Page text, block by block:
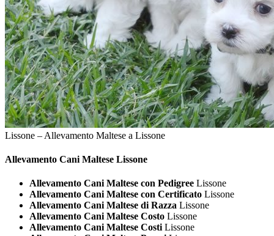
Lissone – Allevamento Maltese a Lissone
Allevamento Cani Maltese Lissone
Allevamento Cani Maltese con Pedigree Lissone
Allevamento Cani Maltese con Certificato Lissone
Allevamento Cani Maltese di Razza Lissone
Allevamento Cani Maltese Costo Lissone
Allevamento Cani Maltese Costi Lissone